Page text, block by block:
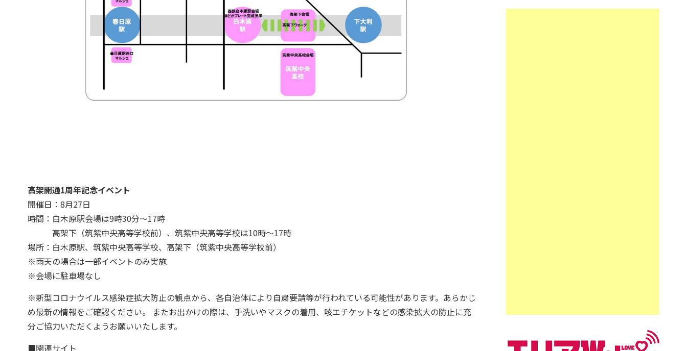
高架開通1周年記念イベント
開催日：8月27日
時間：白木原駅会場は9時30分～17時
高架下（筑紫中央高等学校前）、筑紫中央高等学校は10時～17時
場所：白木原駅、筑紫中央高等学校、高架下（筑紫中央高等学校前）
※雨天の場合は一部イベントのみ実施
※会場に駐車場なし
※新型コロナウイルス感染症拡大防止の観点から、各自治体により自粛要請等が行われている可能性があります。あらかじ
め最新の情報をご確認ください。 またお出かけの際は、手洗いやマスクの着用、咳エチケットなどの感染拡大の防止に充
分ご協力いただくようお願いいたします。
■関連サイト